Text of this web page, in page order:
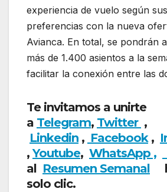
experiencia de vuelo según
preferencias con la nueva
Avianca. En total, se pondrán
más de 1.400 asientos a la
facilitar la conexión entre las
Te invitamos a unirte
a Telegram, Twitter ,
Linkedin , Facebook,
,Youtube, WhatsApp ,
al Resumen Semanal
solo clic.